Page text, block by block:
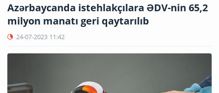
Azərbaycanda istehlakçılara ƏDV-nin 65,2
milyon manatı geri qaytarılıb
24-07-2023 11:42